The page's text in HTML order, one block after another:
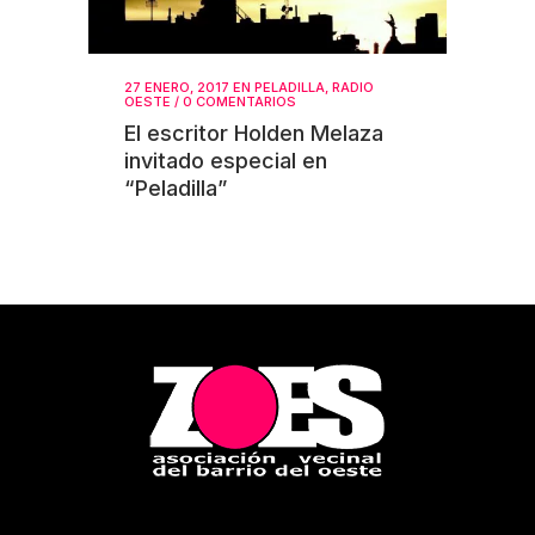
27 ENERO, 2017 EN PELADILLA, RADIO
OESTE / 0 COMENTARIOS
El escritor Holden Melaza
invitado especial en
“Peladilla”